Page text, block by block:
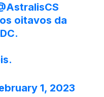
oitavos da
1, 2023